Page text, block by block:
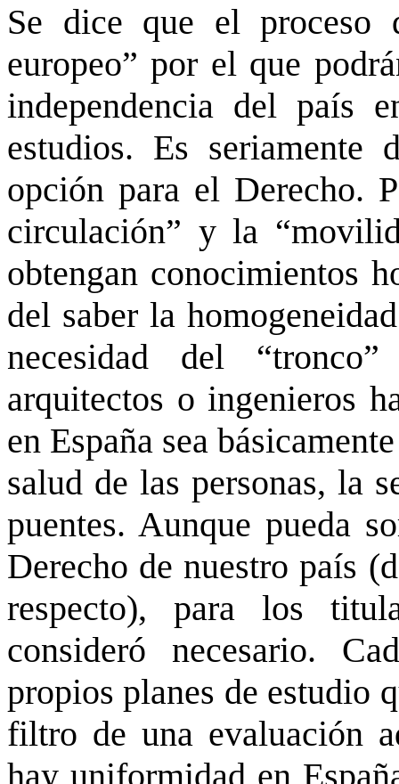
Se dice que el proceso
europeo” por el que
independencia del país
estudios. Es seriamente
opción para el Derecho.
circulación” y la
obtengan conocimientos
del saber la
necesidad del
arquitectos o ingenieros
en España sea
salud de las personas, la
puentes. Aunque pueda
Derecho de nuestro país
respecto), para los
consideró necesario.
propios planes de estudio
filtro de una evaluación
hay uniformidad en